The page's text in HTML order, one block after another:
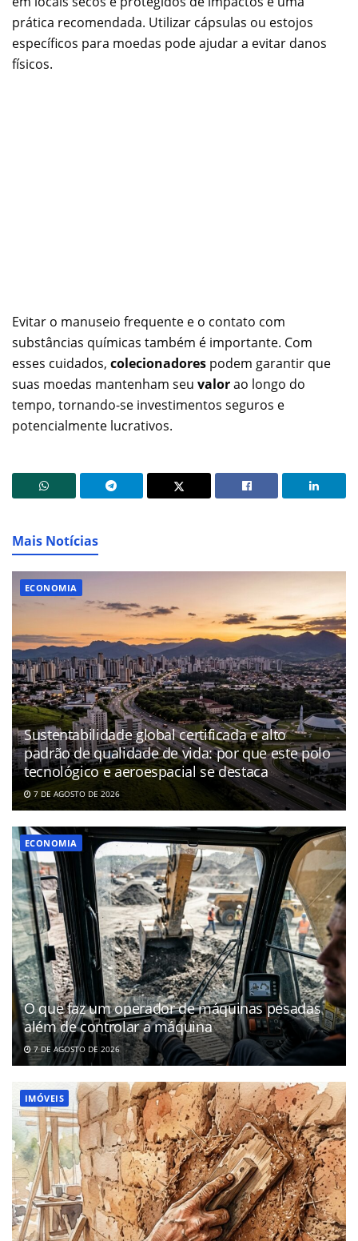
prática recomendada. Utilizar cápsulas ou estojos
específicos para moedas pode ajudar a evitar danos
físicos.
Evitar o manuseio frequente e o contato com
substâncias químicas também é importante. Com
esses cuidados, colecionadores podem garantir que
suas moedas mantenham seu valorao longo do
tempo, tornando-se investimentos seguros e
potencialmente lucrativos.
Mais Notícias
ECONOMIA
Sustentabilidade global certificada e alto
padrão de qualidade de vida: por que este polo
tecnológico e aeroespacial se destaca
7 DE AGOSTO DE 2026
ECONOMIA
O que faz um operador de máquinas pesadas
além de controlar a máquina
7 DE AGOSTO DE 2026
IMÓVEIS